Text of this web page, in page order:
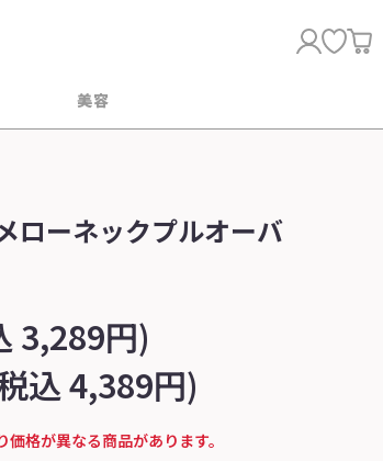
美容
ローネックプルオーバ
3,289円)
込 4,389円)
格が異なる商品があります。